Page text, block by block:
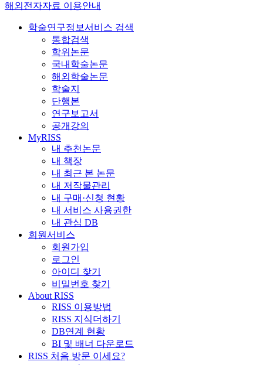
해외전자자료 이용안내
학술연구정보서비스 검색
통합검색
학위논문
국내학술논문
해외학술논문
학술지
단행본
연구보고서
공개강의
MyRISS
내 추천논문
내 책장
내 최근 본 논문
내 저작물관리
내 구매·신청 현황
내 서비스 사용권한
내 관심 DB
회원서비스
회원가입
로그인
아이디 찾기
비밀번호 찾기
About RISS
RISS 이용방법
RISS 지식더하기
DB연계 현황
BI 및 배너 다운로드
RISS 처음 방문 이세요?